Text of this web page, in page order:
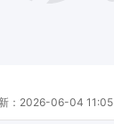
： 2026-06-04 11:05